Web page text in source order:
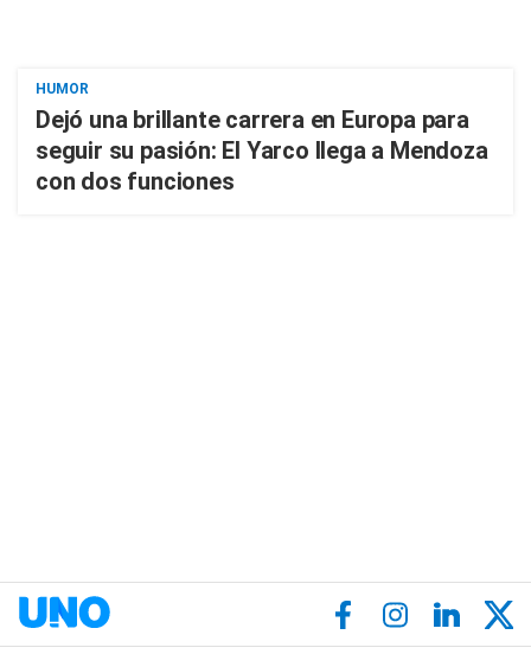
HUMOR
Dejó una brillante carrera en Europa para
seguir su pasión: El Yarco llega a Mendoza
con dos funciones